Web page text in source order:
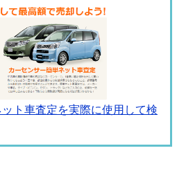
ト車査定を実際に使用して検